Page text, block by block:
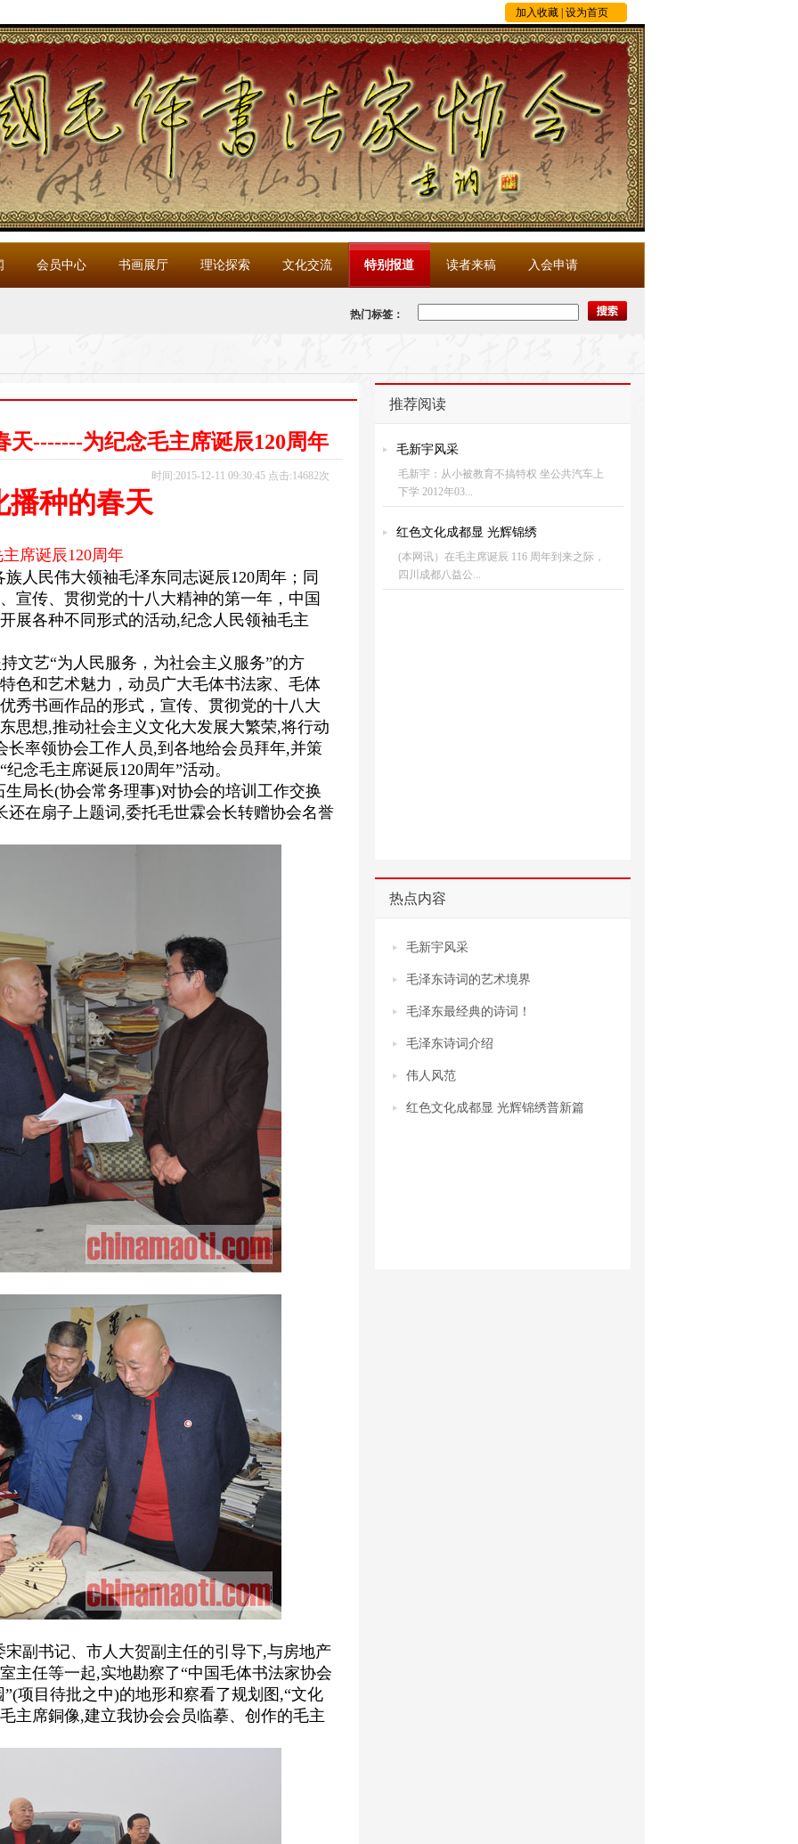
加入收藏 设为首页
会员中心 书画展厅 理论探索 文化交流 特别报道 读者来稿 入会申请
热门标签：
天-------为纪念毛主席诞辰120周年
时间:2015-12-11 09:30:45 点击:14682次
播种的春天
席诞辰120周年
人民伟大领袖毛泽东同志诞辰120周年；同
宣传、贯彻党的十八大精神的第一年，中国
展各种不同形式的活动,纪念人民领袖毛主
艺“为人民服务，为社会主义服务”的方
色和艺术魅力，动员广大毛体书法家、毛体
秀书画作品的形式，宣传、贯彻党的十八大
思想,推动社会主义文化大发展大繁荣,将行动
长率领协会工作人员,到各地给会员拜年,并策
念毛主席诞辰120周年”活动。
局长(协会常务理事)对协会的培训工作交换
还在扇子上题词,委托毛世霖会长转赠协会名誉
副书记、市人大贺副主任的引导下,与房地产
主任等一起,实地勘察了“中国毛体书法家协会
项目待批之中)的地形和察看了规划图,“文化
主席銅像,建立我协会会员临摹、创作的毛主
推荐阅读
毛新宇风采
毛新宇：从小被教育不搞特权 坐公共汽车上
下学 2012年03...
红色文化成都显 光辉锦绣
(本网讯）在毛主席诞辰 116 周年到来之际，
四川成都八益公...
热点内容
毛新宇风采
毛泽东诗词的艺术境界
毛泽东最经典的诗词！
毛泽东诗词介绍
伟人风范
红色文化成都显 光辉锦绣普新篇